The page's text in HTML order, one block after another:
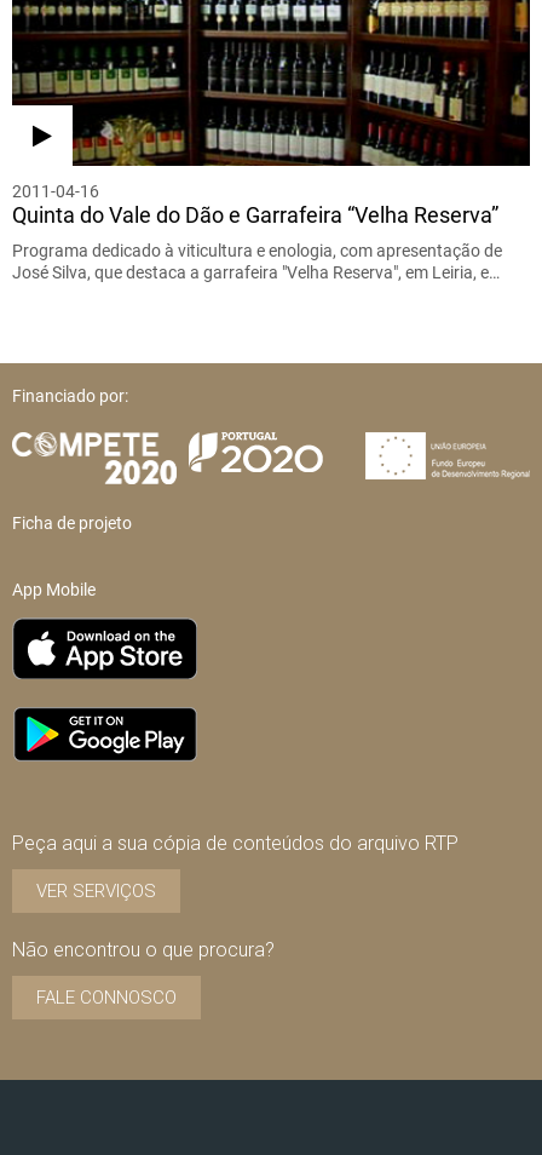
2011-04-16
Quinta do Vale do Dão e Garrafeira “Velha Reserva”
Programa dedicado à viticultura e enologia, com apresentação de
José Silva, que destaca a garrafeira "Velha Reserva", em Leiria, e…
Financiado por:
Ficha de projeto
App Mobile
Peça aqui a sua cópia de conteúdos do arquivo RTP
VER SERVIÇOS
Não encontrou o que procura?
FALE CONNOSCO